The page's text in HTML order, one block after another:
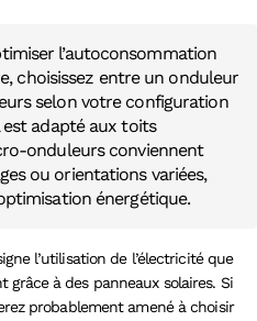
l’autoconsommation
choisissez entre un onduleur
selon votre configuration
adapté aux toits
onduleurs conviennent
ou orientations variées,
énergétique.
l’utilisation de l’électricité que
grâce à des panneaux solaires. Si
probablement amené à choisir